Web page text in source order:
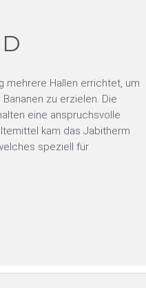
mehrere Hallen errichtet, um
zu erzielen. Die
eine anspruchsvolle
kam das Jabitherm
speziell für